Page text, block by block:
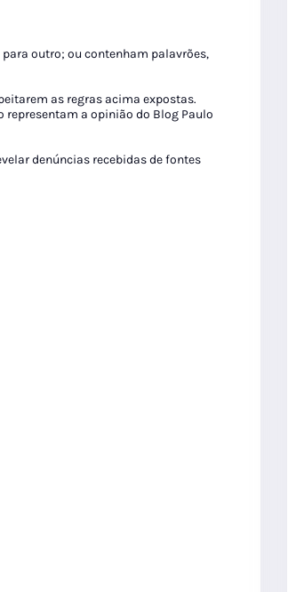
outro; ou contenham palavrões,
as regras acima expostas.
representam a opinião do Blog Paulo
denúncias recebidas de fontes